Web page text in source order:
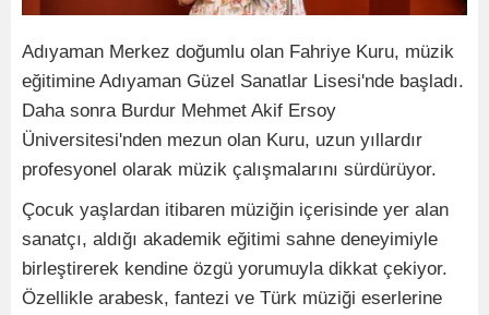
Adıyaman Merkez doğumlu olan Fahriye Kuru, müzik
eğitimine Adıyaman Güzel Sanatlar Lisesi'nde başladı.
Daha sonra Burdur Mehmet Akif Ersoy
Üniversitesi'nden mezun olan Kuru, uzun yıllardır
profesyonel olarak müzik çalışmalarını sürdürüyor.
Çocuk yaşlardan itibaren müziğin içerisinde yer alan
sanatçı, aldığı akademik eğitimi sahne deneyimiyle
birleştirerek kendine özgü yorumuyla dikkat çekiyor.
Özellikle arabesk, fantezi ve Türk müziği eserlerine